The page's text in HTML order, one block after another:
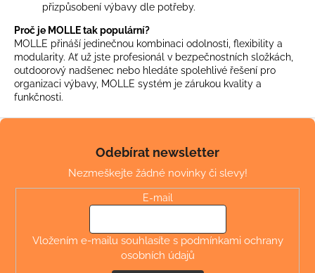
přizpůsobení výbavy dle potřeby.
Proč je MOLLE tak populární?
MOLLE přináší jedinečnou kombinaci odolnosti, flexibility a
modularity. Ať už jste profesionál v bezpečnostních složkách,
outdoorový nadšenec nebo hledáte spolehlivé řešení pro
organizaci výbavy, MOLLE systém je zárukou kvality a
funkčnosti.
ZÁTĚŽE
-
PÁNSKÉ
2
090
Kč
Z
Odebírat newsletter
Nezmeškejte žádné novinky či slevy!
E-mail
Vložením e-mailu souhlasíte s podmínkami ochrany
osobních údajů